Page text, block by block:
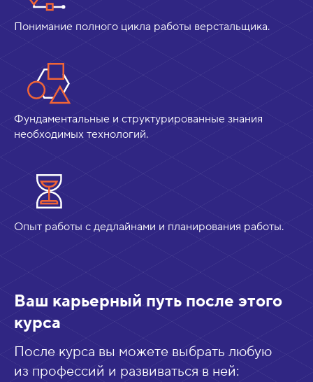
Понимание полного цикла работы верстальщика.
Фундаментальные и структурированные знания
необходимых технологий.
Опыт работы с дедлайнами и планирования работы.
Ваш карьерный путь после этого
курса
После курса вы можете выбрать любую
из профессий и развиваться в ней: